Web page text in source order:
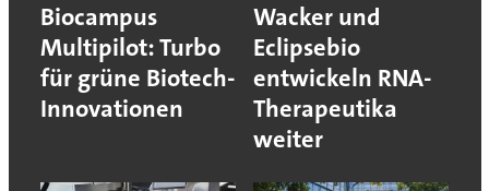
Biocampus
Multipilot: Turbo
für grüne Biotech-
Innovationen
Wacker und
Eclipsebio
entwickeln RNA-
Therapeutika
weiter